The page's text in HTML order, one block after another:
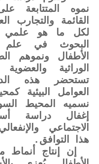
نموه المتتابعة
القائمة والتجارب
لكل ما هو علمي
البحوث في علم
الأطفال ونموهم
الوراثية
تستحضر هذه
العوامل البيئية
نسميه المحيط
إغفال دراسة
الاجتماعي
هذا التوافق.
إن إنتاج أنماط